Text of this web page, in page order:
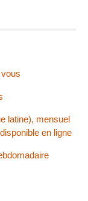
latine), mensuel
en ligne